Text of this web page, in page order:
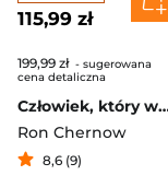
115,99 zł
199,99 zł - sugerowana
cena detaliczna
Człowiek, który wymyślił Amerykę. George
Ron Chernow
8,6 (9)